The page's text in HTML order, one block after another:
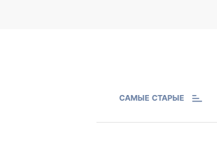
САМЫЕ СТАРЫЕ